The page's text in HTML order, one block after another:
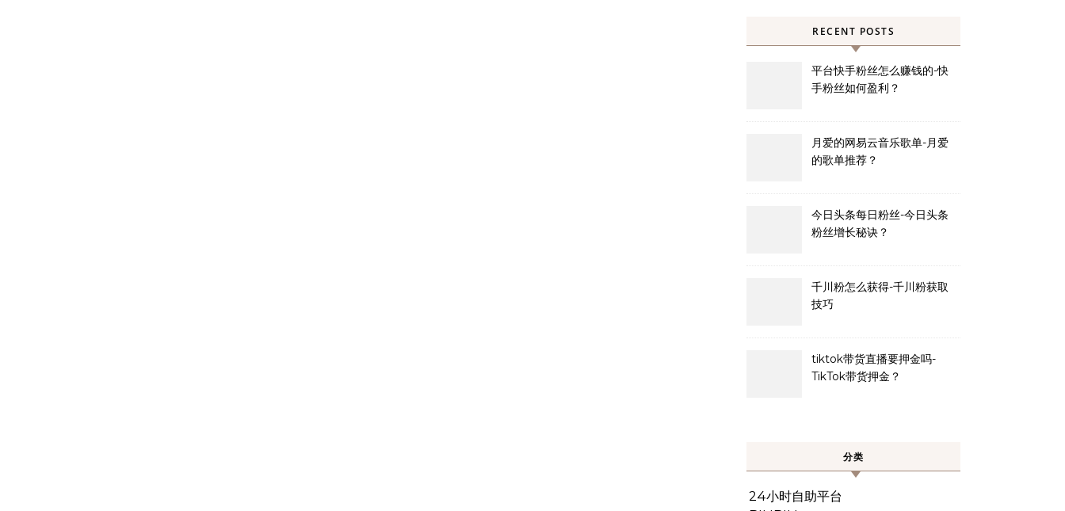
RECENT POSTS
平台快手粉丝怎么赚钱的-快
手粉丝如何盈利？
月爱的网易云音乐歌单-月爱
的歌单推荐？
今日头条每日粉丝-今日头条
粉丝增长秘诀？
千川粉怎么获得-千川粉获取
技巧
tiktok带货直播要押金吗-
TikTok带货押金？
分类
24小时自助平台